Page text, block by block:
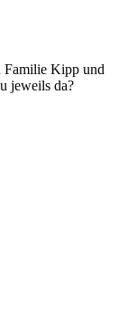
Familie Kipp und
jeweils da?